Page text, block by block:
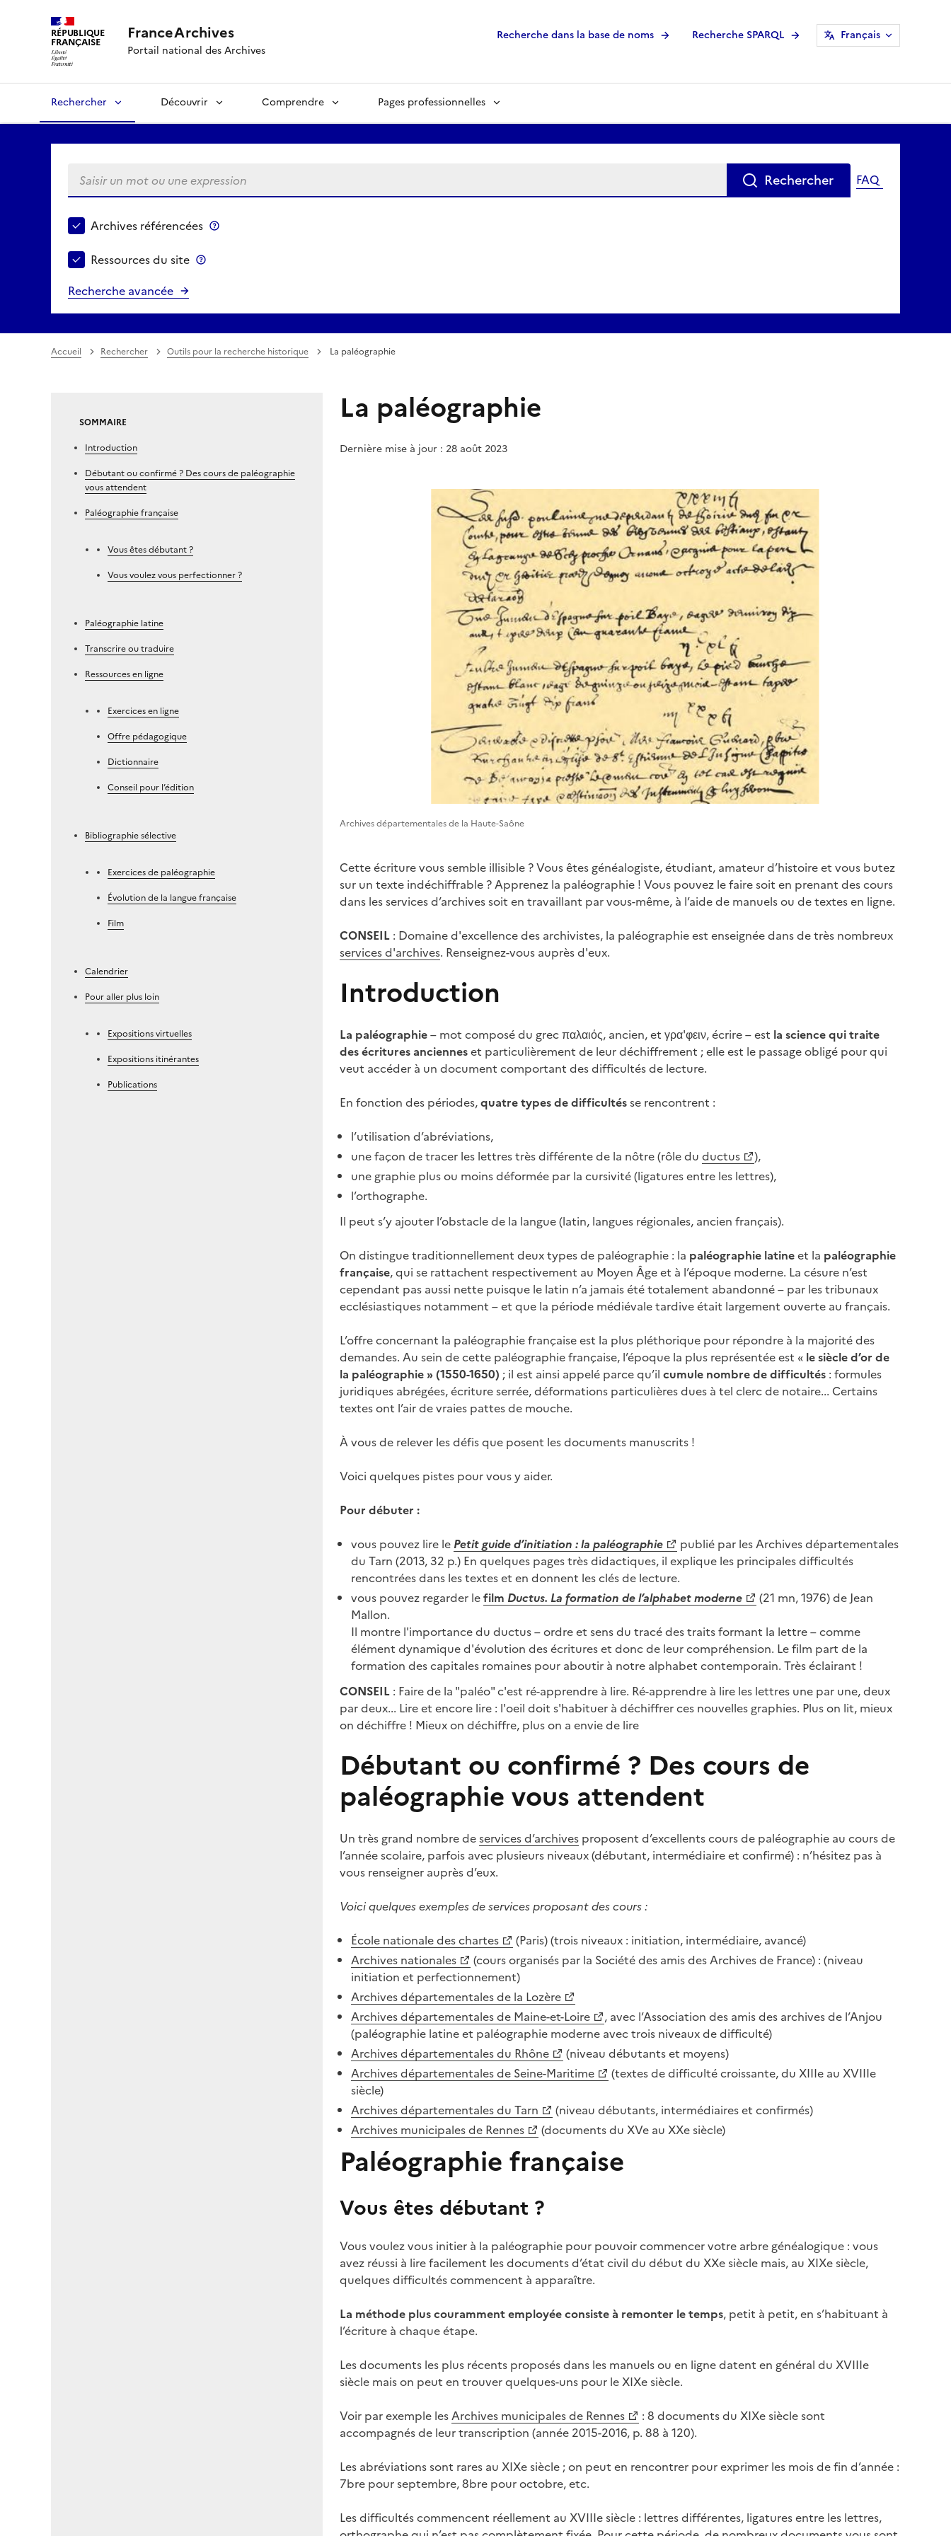
RÉPUBLIQUE
FRANÇAISE FranceArchives
Portail national des Archives
Recherche dans la base de noms Recherche SPARQL Français
Rechercher Découvrir Comprendre Pages professionnelles
Rechercher FAQ
Choisir le périmètre de recherche
Archives référencées
Ressources du site
Recherche avancée
Accueil Rechercher Outils pour la recherche historique La paléographie
SOMMAIRE
Introduction
Débutant ou confirmé ? Des cours de paléographie
vous attendent
Paléographie française
Vous êtes débutant ?
Vous voulez vous perfectionner ?
Paléographie latine
Transcrire ou traduire
Ressources en ligne
Exercices en ligne
Offre pédagogique
Dictionnaire
Conseil pour l’édition
Bibliographie sélective
Exercices de paléographie
Évolution de la langue française
Film
Calendrier
Pour aller plus loin
Expositions virtuelles
Expositions itinérantes
Publications
La paléographie
Dernière mise à jour : 28 août 2023
Archives départementales de la Haute-Saône
Cette écriture vous semble illisible ? Vous êtes généalogiste, étudiant, amateur d’histoire et vous butez
sur un texte indéchiffrable ? Apprenez la paléographie ! Vous pouvez le faire soit en prenant des cours
dans les services d’archives soit en travaillant par vous-même, à l’aide de manuels ou de textes en ligne.
CONSEIL : Domaine d'excellence des archivistes, la paléographie est enseignée dans de très nombreux
services d'archives. Renseignez-vous auprès d'eux.
Introduction
La paléographie– mot composé du grec παλαιός, ancien, et γρα'φειν, écrire – est la science qui traite
des écritures ancienneset particulièrement de leur déchiffrement ; elle est le passage obligé pour qui
veut accéder à un document comportant des difficultés de lecture.
En fonction des périodes,quatre types de difficultésse rencontrent :
l’utilisation d’abréviations,
une façon de tracer les lettres très différente de la nôtre (rôle du ductus
),
une graphie plus ou moins déformée par la cursivité (ligatures entre les lettres),
l’orthographe.
Il peut s’y ajouter l’obstacle de la langue (latin, langues régionales, ancien français).
On distingue traditionnellement deux types de paléographie : la paléographie latineet la paléographie
française, qui se rattachent respectivement au Moyen Âge et à l’époque moderne. La césure n’est
cependant pas aussi nette puisque le latin n’a jamais été totalement abandonné – par les tribunaux
ecclésiastiques notamment – et que la période médiévale tardive était largement ouverte au français.
L’offre concernant la paléographie française est la plus pléthorique pour répondre à la majorité des
demandes. Au sein de cette paléographie française, l’époque la plus représentée est « le siècle d’or de
la paléographie » (1550-1650) ; il est ainsi appelé parce qu’il cumule nombre de difficultés : formules
juridiques abrégées, écriture serrée, déformations particulières dues à tel clerc de notaire... Certains
textes ont l’air de vraies pattes de mouche.
À vous de relever les défis que posent les documents manuscrits !
Voici quelques pistes pour vous y aider.
Pour débuter :
vous pouvez lire le Petit guide d’initiation : la paléographie
publié par les Archives départementales
du Tarn (2013, 32 p.) En quelques pages très didactiques, il explique les principales difficultés
rencontrées dans les textes et en donnent les clés de lecture.
vous pouvez regarder lefilm Ductus. La formation de l’alphabet moderne
(21 mn, 1976) de Jean
Mallon.
Il montre l'importance du ductus – ordre et sens du tracé des traits formant la lettre – comme
élément dynamique d'évolution des écritures et donc de leur compréhension. Le film part de la
formation des capitales romaines pour aboutir à notre alphabet contemporain. Très éclairant !
CONSEIL : Faire de la "paléo" c'est ré-apprendre à lire. Ré-apprendre à lire les lettres une par une, deux
par deux... Lire et encore lire : l'oeil doit s'habituer à déchiffrer ces nouvelles graphies. Plus on lit, mieux
on déchiffre ! Mieux on déchiffre, plus on a envie de lire
Débutant ou confirmé ? Des cours de
paléographie vous attendent
Un très grand nombre deservices d’archives proposent d’excellents cours de paléographie au cours de
l’année scolaire, parfois avec plusieurs niveaux (débutant, intermédiaire et confirmé) : n’hésitez pas à
vous renseigner auprès d’eux.
Voici quelques exemples de services proposant des cours :
École nationale des chartes
(Paris) (trois niveaux : initiation, intermédiaire, avancé)
Archives nationales
(cours organisés par la Société des amis des Archives de France) : (niveau
initiation et perfectionnement)
Archives départementales de la Lozère
Archives départementales de Maine-et-Loire
, avec l’Association des amis des archives de l’Anjou
(paléographie latine et paléographie moderne avec trois niveaux de difficulté)
Archives départementales du Rhône
(niveau débutants et moyens)
Archives départementales de Seine-Maritime
(textes de difficulté croissante, du XIIIe au XVIIIe
siècle)
Archives départementales du Tarn
(niveau débutants, intermédiaires et confirmés)
Archives municipales de Rennes
(documents du XVe au XXe siècle)
Paléographie française
Vous êtes débutant ?
Vous voulez vous initier à la paléographie pour pouvoir commencer votre arbre généalogique : vous
avez réussi à lire facilement les documents d’état civil du début du XXe siècle mais, au XIXe siècle,
quelques difficultés commencent à apparaître.
La méthode plus couramment employée consiste à remonter le temps, petit à petit, en s’habituant à
l’écriture à chaque étape.
Les documents les plus récents proposés dans les manuels ou en ligne datent en général du XVIIIe
siècle mais on peut en trouver quelques-uns pour le XIXe siècle.
Voir par exemple lesArchives municipales de Rennes
: 8 documents du XIXe siècle sont
accompagnés de leur transcription (année 2015-2016, p. 88 à 120).
Les abréviations sont rares au XIXe siècle ; on peut en rencontrer pour exprimer les mois de fin d’année :
7bre pour septembre, 8bre pour octobre, etc.
Les difficultés commencent réellement au XVIIIe siècle : lettres différentes, ligatures entre les lettres,